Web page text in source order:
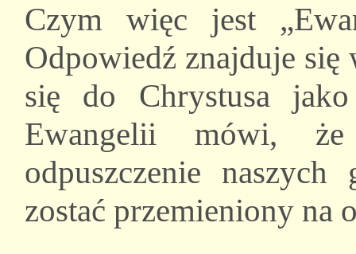
Czym więc jest
Odpowiedź znajduje
się do Chrystusa
Ewangelii mówi,
odpuszczenie
zostać przemieniony na